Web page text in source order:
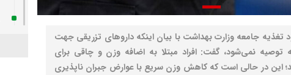
تغذیه جامعه وزارت بهداشت با بیان اینکه داروهای تزریقی جهت
نمی‌شود، گفت: افراد مبتلا به اضافه وزن و چاقی برای
این در حالی است که کاهش وزن سریع با عوارض جبران‌ ناپذیری